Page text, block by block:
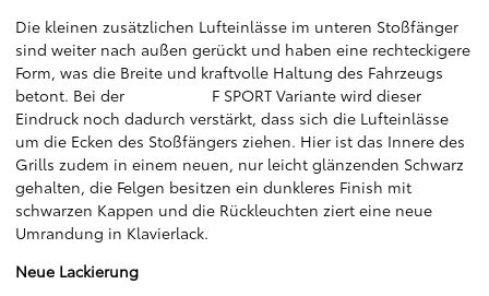
Die kleinen zusätzlichen Lufteinlässe im unteren Stoßfänger
sind weiter nach außen gerückt und haben eine rechteckigere
Form, was die Breite und kraftvolle Haltung des Fahrzeugs
betont. Bei der F SPORT Variante wird dieser
Eindruck noch dadurch verstärkt, dass sich die Lufteinlässe
um die Ecken des Stoßfängers ziehen. Hier ist das Innere des
Grills zudem in einem neuen, nur leicht glänzenden Schwarz
gehalten, die Felgen besitzen ein dunkleres Finish mit
schwarzen Kappen und die Rückleuchten ziert eine neue
Umrandung in Klavierlack.
Neue Lackierung